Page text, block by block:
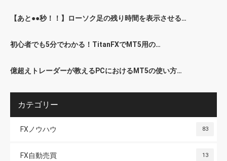
【あと●●秒！！】ローソク足の残り時間を表示させる…
初心者でも5分でわかる！TitanFXでMT5用の…
億超えトレーダーが教えるPCにおけるMT5の使い方…
カテゴリー
FXノウハウ 83
FX自動売買 13